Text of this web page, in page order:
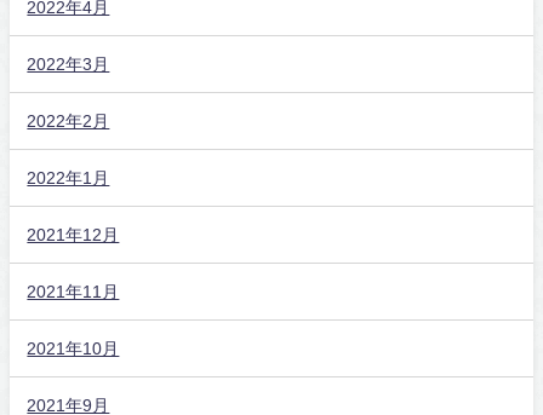
2022年4月
2022年3月
2022年2月
2022年1月
2021年12月
2021年11月
2021年10月
2021年9月